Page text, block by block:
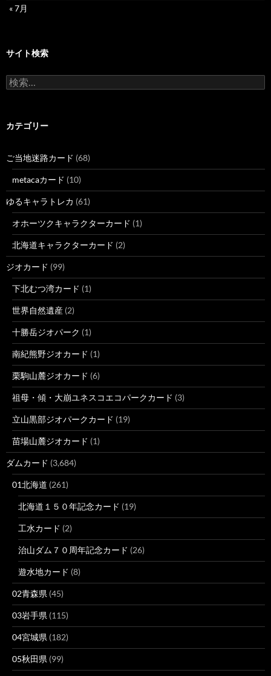
« 7月
サイト検索
検
索:
カテゴリー
ご当地迷路カード (68)
metacaカード (10)
ゆるキャラトレカ (61)
オホーツクキャラクターカード (1)
北海道キャラクターカード (2)
ジオカード (99)
下北むつ湾カード (1)
世界自然遺産 (2)
十勝岳ジオパーク (1)
南紀熊野ジオカード (1)
栗駒山麓ジオカード (6)
祖母・傾・大崩ユネスコエコパークカード (3)
立山黒部ジオパークカード (19)
苗場山麓ジオカード (1)
ダムカード (3,684)
01北海道 (261)
北海道１５０年記念カード (19)
工水カード (2)
治山ダム７０周年記念カード (26)
遊水地カード (8)
02青森県 (45)
03岩手県 (115)
04宮城県 (182)
05秋田県 (99)